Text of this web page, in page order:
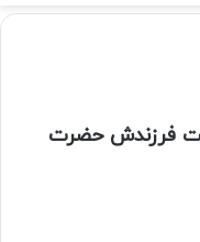
فرزندش حضرت